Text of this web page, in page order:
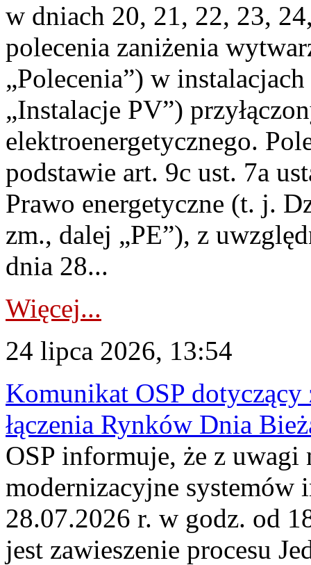
w dniach 20, 21, 22, 23,
polecenia zaniżenia
„Polecenia”) w
„Instalacje PV”)
elektroenergetycznego.
podstawie art. 9c ust. 7a
Prawo energetyczne (t. j.
zm., dalej „PE”), z
dnia 28...
Więcej...
24 lipca 2026, 13:54
Komunikat OSP dotyczący
łączenia Rynków Dnia
OSP informuje, że z uwagi
modernizacyjne
28.07.2026 r. w godz. od
jest zawieszenie procesu